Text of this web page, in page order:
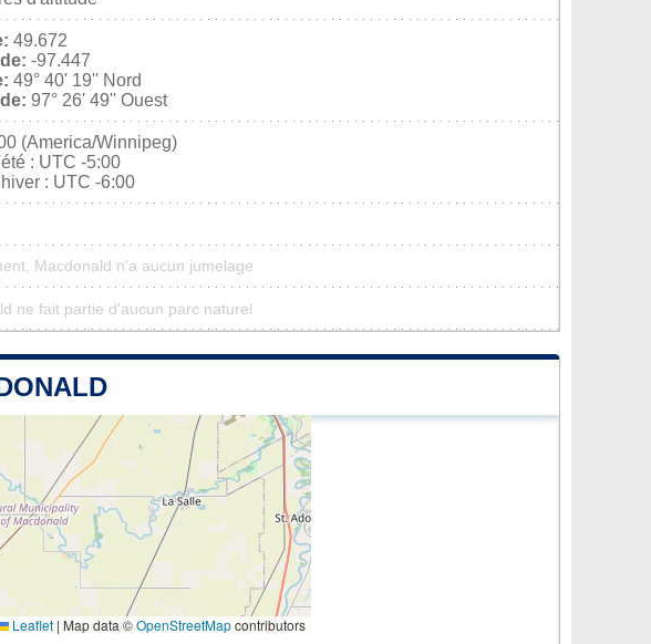
49.672
-97.447
49° 40' 19'' Nord
97° 26' 49'' Ouest
(America/Winnipeg)
: UTC -5:00
: UTC -6:00
Macdonald n'a aucun jumelage
ne fait partie d'aucun parc naturel
Leaflet | Map data ©OpenStreetMapcontributors